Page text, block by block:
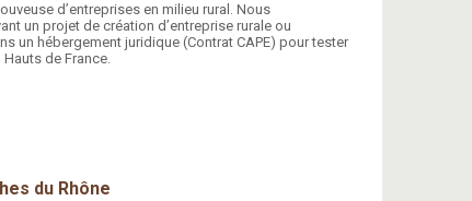
d’entreprises en milieu rural. Nous
un projet de création d’entreprise rurale ou
un hébergement juridique (Contrat CAPE) pour tester
de France.
du Rhône